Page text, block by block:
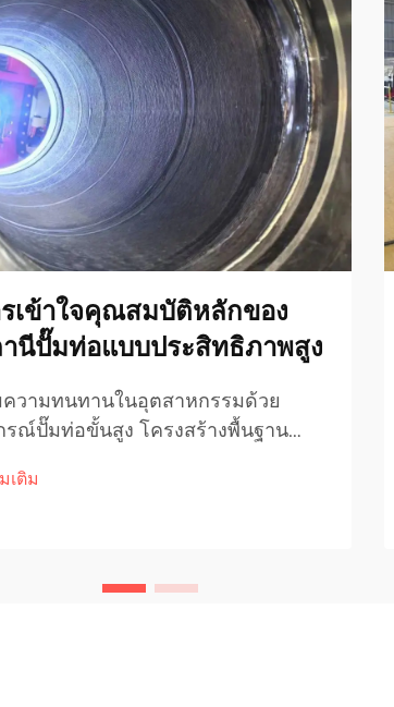
เข้าใจคุณสมบัติหลักของ
นีปั๊มท่อแบบประสิทธิภาพสูง
ความทนทานในอุตสาหกรรมด้วย
รณ์ปั๊มท่อขั้นสูง โครงสร้างพื้นฐาน
งสามารถทนต่อแรงดันสูง การ
เติม